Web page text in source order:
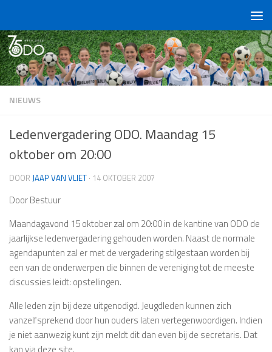
NIEUWS
Ledenvergadering ODO. Maandag 15
oktober om 20:00
DOOR JAAP VAN VLIET · 14 OKTOBER 2007
Door Bestuur
Maandagavond 15 oktober zal om 20:00 in de kantine van ODO de
jaarlijkse ledenvergadering gehouden worden. Naast de normale
agendapunten zal er met de vergadering stilgestaan worden bij
een van de onderwerpen die binnen de vereniging tot de meeste
discussies leidt: opstellingen.
Alle leden zijn bij deze uitgenodigd. Jeugdleden kunnen zich
vanzelfsprekend door hun ouders laten vertegenwoordigen. Indien
je niet aanwezig kunt zijn meldt dit dan even bij de secretaris. Dat